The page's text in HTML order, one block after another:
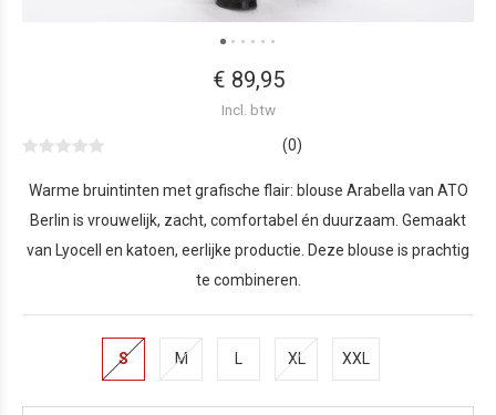
€ 89,95
Incl. btw
(0)
Warme bruintinten met grafische flair: blouse Arabella van ATO
Berlin is vrouwelijk, zacht, comfortabel én duurzaam. Gemaakt
van Lyocell en katoen, eerlijke productie. Deze blouse is prachtig
te combineren.
S M XL XXL